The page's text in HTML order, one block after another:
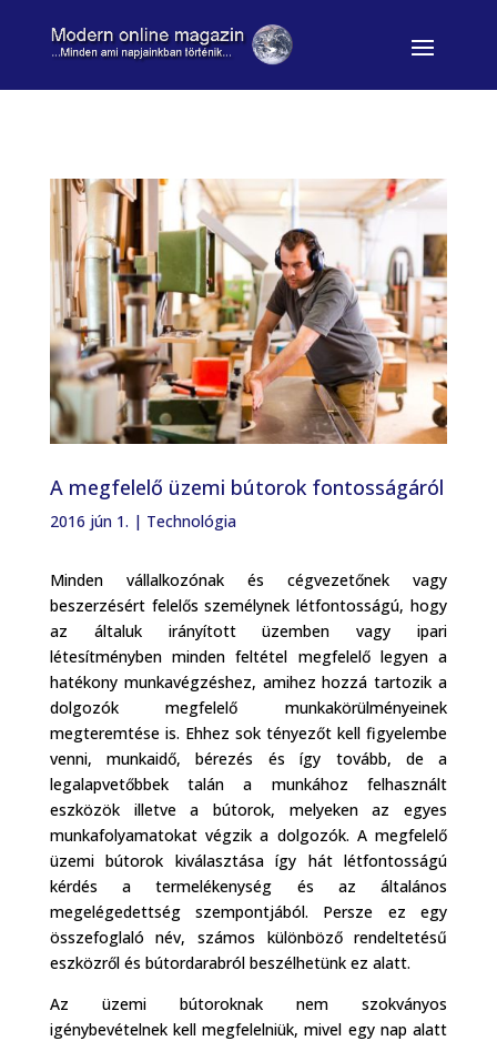
A megfelelő üzemi bútorok fontosságáról
2016 jún 1. | Technológia
Minden vállalkozónak és cégvezetőnek vagy
beszerzésért felelős személynek létfontosságú, hogy
az általuk irányított üzemben vagy ipari
létesítményben minden feltétel megfelelő legyen a
hatékony munkavégzéshez, amihez hozzá tartozik a
dolgozók megfelelő munkakörülményeinek
megteremtése is. Ehhez sok tényezőt kell figyelembe
venni, munkaidő, bérezés és így tovább, de a
legalapvetőbbek talán a munkához felhasznált
eszközök illetve a bútorok, melyeken az egyes
munkafolyamatokat végzik a dolgozók. A megfelelő
üzemi bútorok kiválasztása így hát létfontosságú
kérdés a termelékenység és az általános
megelégedettség szempontjából. Persze ez egy
összefoglaló név, számos különböző rendeltetésű
eszközről és bútordarabról beszélhetünk ez alatt.
Az üzemi bútoroknak nem szokványos
igénybevételnek kell megfelelniük, mivel egy nap alatt